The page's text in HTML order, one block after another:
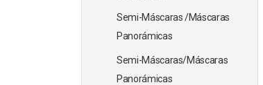
Semi-Máscaras /Máscaras
Panorámicas
Semi-Máscaras/Máscaras
Panorámicas